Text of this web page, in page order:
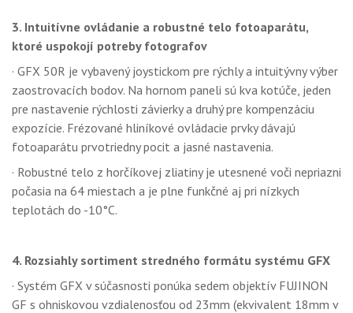
3. Intuitívne ovládanie a robustné telo fotoaparátu,
ktoré uspokojí potreby fotografov
· GFX 50R je vybavený joystickom pre rýchly a intuitývny výber
zaostrovacích bodov. Na hornom paneli sú kva kotúče, jeden
pre nastavenie rýchlosti závierky a druhý pre kompenzáciu
expozície. Frézované hliníkové ovládacie prvky dávajú
fotoaparátu prvotriedny pocit a jasné nastavenia.
· Robustné telo z horčíkovej zliatiny je utesnené voči nepriazni
počasia na 64 miestach a je plne funkčné aj pri nízkych
teplotách do -10°C.
4. Rozsiahly sortiment stredného formátu systému GFX
· Systém GFX v súčasnosti ponúka sedem objektív FUJINON
GF s ohniskovou vzdialenosťou od 23mm (ekvivalent 18mm v